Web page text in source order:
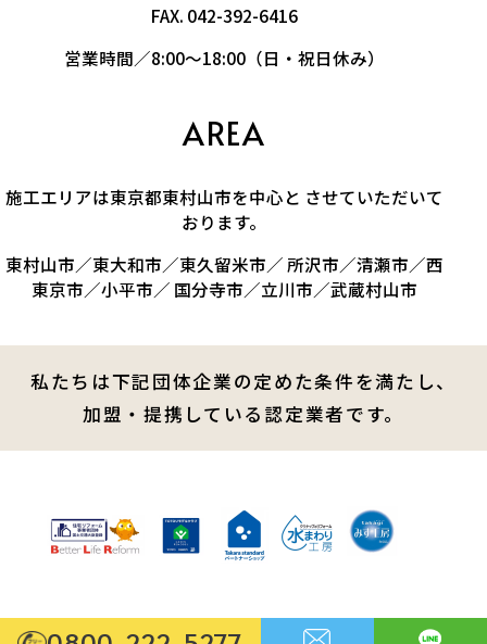
FAX. 042-392-6416
営業時間／8:00～18:00（日・祝日休み）
AREA
施工エリアは東京都東村山市を中心と させていただいて
おります。
東村山市／東大和市／東久留米市／ 所沢市／清瀬市／西
東京市／小平市／ 国分寺市／立川市／武蔵村山市
私たちは下記団体企業の定めた条件を満たし、
加盟・提携している認定業者です。